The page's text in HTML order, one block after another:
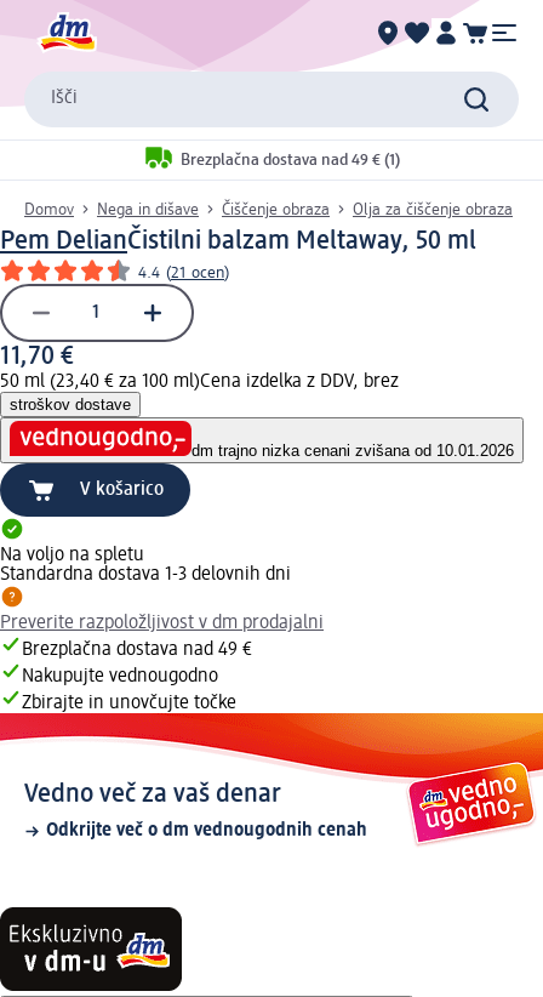
Išči
Brezplačna dostava nad 49 € (1)
Domov Nega in dišave Čiščenje obraza Olja za čiščenje obraza
Pem DelianČistilni balzam Meltaway, 50 ml
4.4 (21 ocen)
11,70 €
50 ml (23,40 € za 100 ml)Cena izdelka z DDV, brez
stroškov dostave
dm trajno nizka cenani zvišana od 10.01.2026
V košarico
Na voljo na spletu
Standardna dostava 1-3 delovnih dni
Preverite razpoložljivost v dm prodajalni
Brezplačna dostava nad 49 €
Nakupujte vednougodno
Zbirajte in unovčujte točke
Vedno več za vaš denar
Odkrijte več o dm vednougodnih cenah